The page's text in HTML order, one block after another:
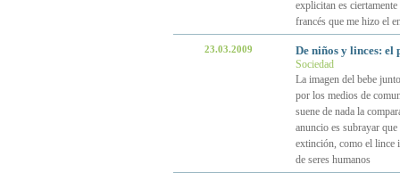
explicitan es
francés que me hizo el
23.03.2009 De niños y linces: el
Sociedad
La imagen del bebe
por los medios de
suene de nada la
anuncio es subrayar
extinción, como el lince
de seres humanos